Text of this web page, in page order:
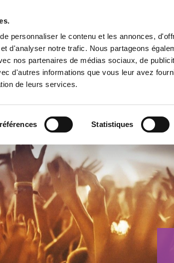
personnaliser le contenu et les annonces,
d'analyser notre trafic. Nous partageons
nos partenaires de médias sociaux, de
d'autres informations que vous leur avez
de leurs services.
Statistiques
Mix Family